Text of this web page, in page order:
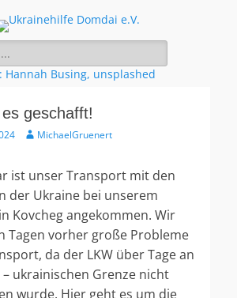
Ukrainehilfe
geschafft!
AutorMichaelGruenert
ist unser Transport mit den
der Ukraine bei unserem
Kovcheg angekommen. Wir
Tagen vorher große Probleme
da der LKW über Tage an
ukrainischen Grenze nicht
wurde. Hier geht es um die